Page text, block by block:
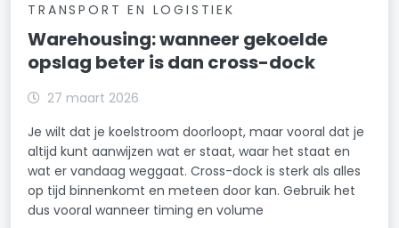
TRANSPORT EN LOGISTIEK
Warehousing: wanneer gekoelde
opslag beter is dan cross-dock
27 maart 2026
Je wilt dat je koelstroom doorloopt, maar vooral dat je
altijd kunt aanwijzen wat er staat, waar het staat en
wat er vandaag weggaat. Cross-dock is sterk als alles
op tijd binnenkomt en meteen door kan. Gebruik het
dus vooral wanneer timing en volume